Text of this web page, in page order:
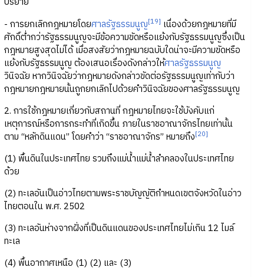
- การยกเลิกกฎหมายโดยศาลรัฐธรรมนูญ[19] เนื่องด้วยกฎหมายที่มี
ศักดิ์ต่ำกว่ารัฐธรรมนูญจะมีข้อความขัดหรือแย้งกับรัฐธรรมนูญซึ่งเป็น
กฎหมายสูงสุดไม่ได้ เมื่อสงสัยว่ากฎหมายฉบับใดน่าจะมีความขัดหรือ
แย้งกับรัฐธรรมนูญ ต้องเสนอเรื่องดังกล่าวให้ศาลรัฐธรรมนูญ
วินิจฉัย หากวินิจฉัยว่ากฎหมายดังกล่าวขัดต่อรัฐธรรมนูญเท่ากับว่า
กฎหมายกฎหมายนั้นถูกยกเลิกไปด้วยคำวินิจฉัยของศาลรัฐธรรมนูญ
2. การใช้กฎหมายเกี่ยวกับสถานที่ กฎหมายไทยจะใช้บังคับแก่
เหตุการณ์หรือการกระทำที่เกิดขึ้น ภายในราชอาณาจักรไทยเท่านั้น
ตาม “หลักดินแดน” โดยคำว่า “ราชอาณาจักร” หมายถึง[20]
(1) พื้นดินในประเทศไทย รวมถึงแม่น้ำแม่น้ำลำคลองในประเทศไทย
ด้วย
(2) ทะเลอันเป็นอ่าวไทยตามพระราชบัญญัติกำหนดเขตจังหวัดในอ่าว
ไทยตอนใน พ.ศ. 2502
(3) ทะเลอันห่างจากฝั่งที่เป็นดินแดนของประเทศไทยไม่เกิน 12 ไมล์
ทะเล
(4) พื้นอากาศเหนือ (1) (2) และ (3)